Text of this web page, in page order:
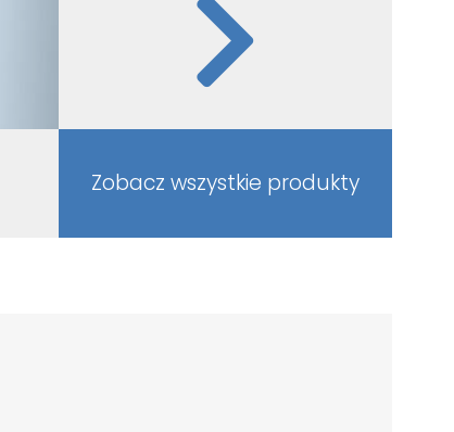
Zobacz wszystkie produkty